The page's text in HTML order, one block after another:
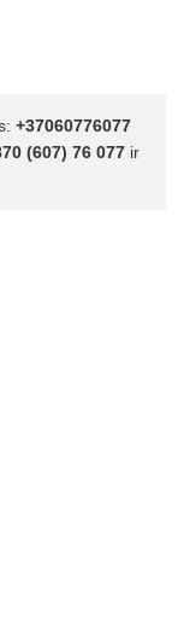
+37060776077
(607) 76 077 ir